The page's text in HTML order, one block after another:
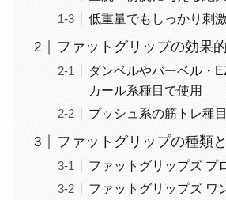
低重量でもしっかり刺
ファットグリップの効果
ダンベルやバーベル・
カール系種目で使用
プッシュ系の筋トレ種
ファットグリップの種類
ファットグリップズ プ
ファットグリップズ ワ